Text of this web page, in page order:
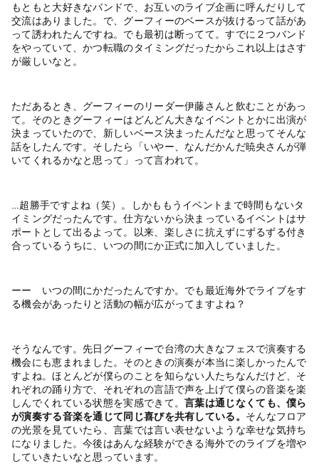
もともと大好きなバンドで、お互いのライブ企画に呼んだりして
交流はありました。で、グーフィーのベースが抜けるって話があ
って誘われたんですね。でも最初は断ってて。すでに２つバンド
をやっていて、かつ転職のタイミングだったからこれ以上はさす
が厳しいなと。
ただあるとき、グーフィーのリーダー伊藤さんと飲むことがあっ
て。そのときグーフィーはどんどん大きなイベントとかに出演が
決まっていたので、新しいベース決まったんだなと思ってそんな
話をしたんです。そしたら「いやー、なんだかんだ暁央さんが弾
いてくれるかなと思って」って言われて。
…超勝手ですよね（笑）。しかももうイベントまで時間もないタ
イミングだったんです。仕方ないから決まっているイベントはサ
ポートとして出るよって。以来、楽しさに抗えずにずるずる付き
合っているうちに、いつの間にか正式に加入していました。
ーー いつの間にかだったんですか。でも最近海外でライブをす
る機会があったりと活動の幅が広がってますよね？
そうなんです。先日グーフィーで台湾の大きなフェスで演奏する
機会にも恵まれました。そのときの演奏が本当に楽しかったんで
すよね。ほとんどが僕らのことを知らない人たちなんだけど、そ
れぞれの踊り方で、それぞれの言語で声を上げて僕らの音楽を楽
しんでくれている状態を実感できて。言葉は通じなくても、僕ら
が演奏する音楽を通じて同じ喜びを共有している。 そんなフロア
の光景を見ていたら、言葉では言い表せないような幸せな気持ち
になりました。今後はあんな経験ができる海外でのライブを増や
していきたいなと思っています。